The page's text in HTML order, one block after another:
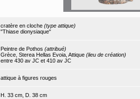
cratère en cloche (type attique)
"Thiase dionysiaque"
Peintre de Pothos (attribué)
Grèce, Sterea Hellas Evoia, Attique (lieu de création)
entre 430 av JC et 410 av JC
attique à figures rouges
H. 33 cm, D. 38 cm